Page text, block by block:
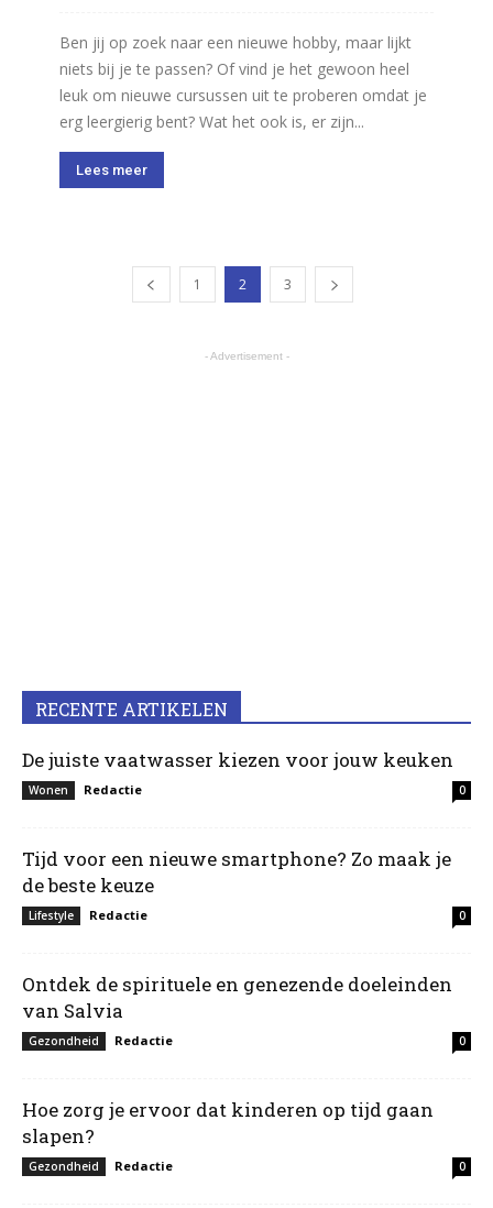
Ben jij op zoek naar een nieuwe hobby, maar lijkt
niets bij je te passen? Of vind je het gewoon heel
leuk om nieuwe cursussen uit te proberen omdat je
erg leergierig bent? Wat het ook is, er zijn...
Lees meer
1 2 3
- Advertisement -
RECENTE ARTIKELEN
De juiste vaatwasser kiezen voor jouw keuken
Wonen Redactie 0
Tijd voor een nieuwe smartphone? Zo maak je
de beste keuze
Lifestyle Redactie 0
Ontdek de spirituele en genezende doeleinden
van Salvia
Gezondheid Redactie 0
Hoe zorg je ervoor dat kinderen op tijd gaan
slapen?
Gezondheid Redactie 0